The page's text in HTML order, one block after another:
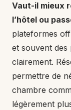
Vaut-il mieux
l’hôtel ou
plateformes
et souvent des
clairement.
permettre de
chambre
légèrement